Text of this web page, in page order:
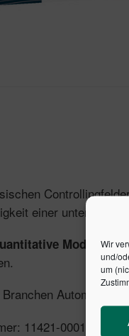
Wir
und/
um
einer
Modelle
Automobil,
11421-0001 | ISBN: